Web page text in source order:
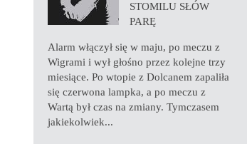
STOMILU SŁÓW
PARĘ
Alarm włączył się w maju, po meczu z
Wigrami i wył głośno przez kolejne trzy
miesiące. Po wtopie z Dolcanem zapaliła
się czerwona lampka, a po meczu z
Wartą był czas na zmiany. Tymczasem
jakiekolwiek...